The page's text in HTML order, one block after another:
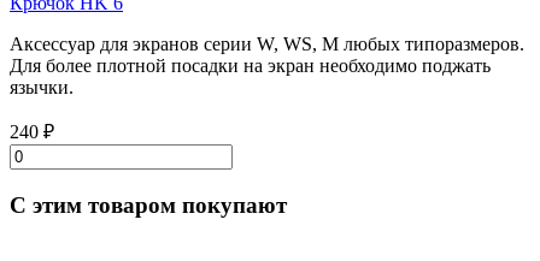
Аксессуар для экранов серии W, WS, M любых типоразмеров.
Для более плотной посадки на экран необходимо поджать
язычки.
240 ₽
С этим товаром покупают